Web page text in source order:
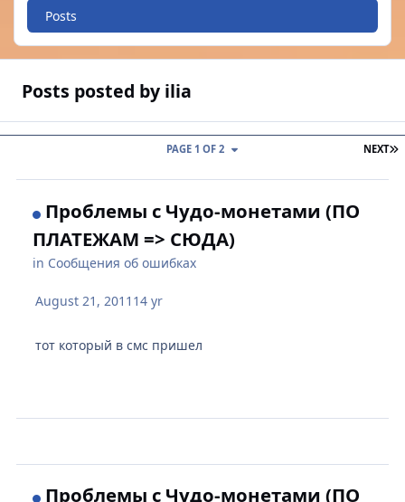
Posts
Posts posted by ilia
NEXT
PAGE 1 OF 2
Проблемы с Чудо-монетами (ПО
ПЛАТЕЖАМ => СЮДА)
in Сообщения об ошибках
August 21, 2011 14 yr
тот который в смс пришел
Проблемы с Чудо-монетами (ПО